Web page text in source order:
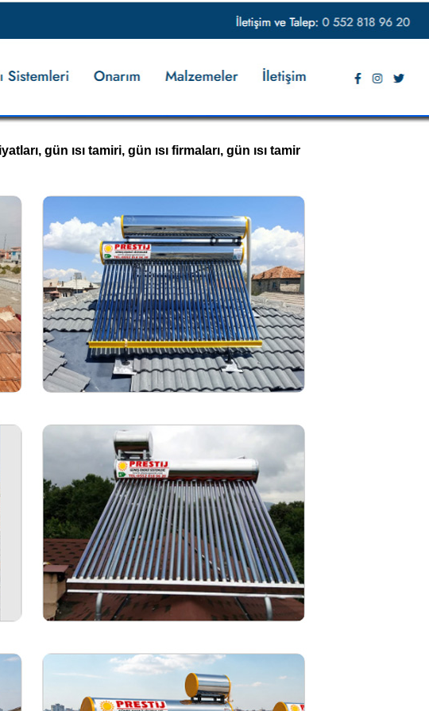
gün ısı tamiri, gün ısı firmaları, gün ısı tamir